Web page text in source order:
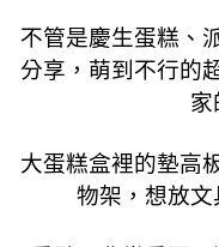
不管是慶生蛋糕、
分享，萌到不行的
家
大蛋糕盒裡的墊高
物架，想放